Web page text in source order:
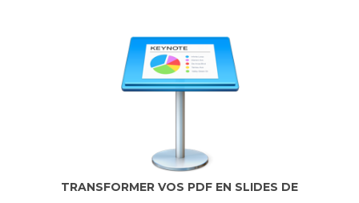
TRANSFORMER VOS PDF EN SLIDES DE